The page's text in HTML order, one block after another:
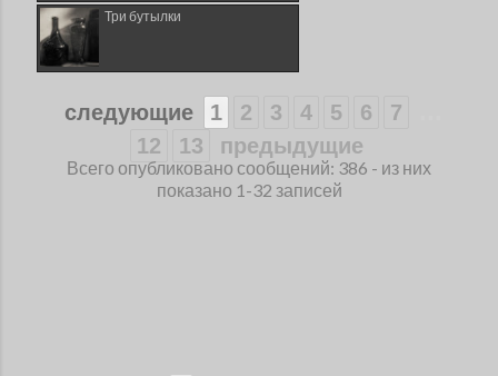
Три бутылки
следующие 1 2 3 4 5 6 7
12 13 предыдущие
Всего опубликовано сообщений: 386 - из них
показано 1-32 записей